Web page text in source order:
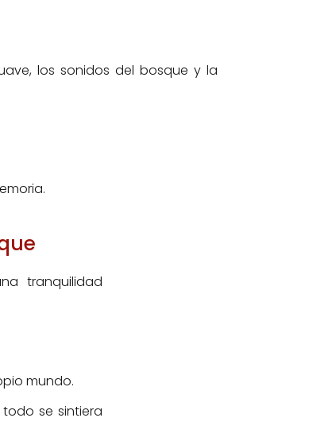
los sonidos del bosque y la
tranquilidad
mundo.
se sintiera